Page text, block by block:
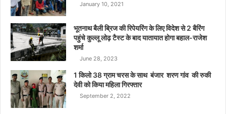
January 10, 2021
भूतनाथ बैली ब्रिज की रिपेयरिंग के लिए विदेश से 2 बैरिंग
पहुंचे कुल्लू लोढ़ टैस्ट के बाद यातायात होगा बहाल-राजेश
शर्मा
June 28, 2023
1 किलो 38 ग्राम चरस के साथ बंजार शरण गांव की रुकी
देवी को किया महिला गिरफ्तार
September 2, 2022